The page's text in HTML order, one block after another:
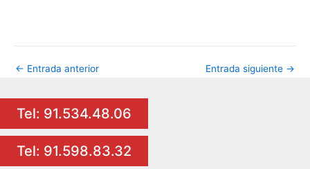
← Entrada anterior Entrada siguiente →
Tel: 91.534.48.06
Tel: 91.598.83.32